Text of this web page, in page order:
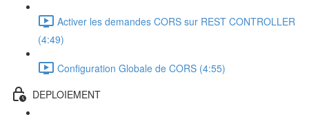
Activer les demandes CORS sur REST CONTROLLER
(4:49)
Configuration Globale de CORS (4:55)
DEPLOIEMENT